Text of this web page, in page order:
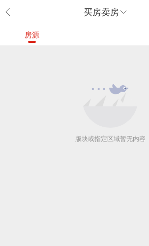
买房卖房
房源
版块或指定区域暂无内容